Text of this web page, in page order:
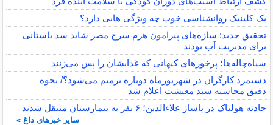
یک کلینیک روانشناسی خوب چه ویژگی هایی دارد؟
تحقیق جدید: سازه‌های پیرامون هرم سرخ مصر شاید سد باستانی
برای مدیریت آب بودند
سیاه‌چاله‌ها؛ پرخورهای کیهانی که غذایشان را پس می‌زنند
دستمزد کارگران در شهریورماه دوباره ترمیم می‌شود؟/ نحوه
دقیق محاسبه سبد معیشت اعلام شد
حادثه هولناک در پاساژ علاءالدین؛ ۶ نفر به بیمارستان منتقل شدند
سایر خبرهای داغ »